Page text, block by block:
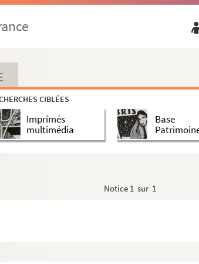
CIBLÉES
Imprimés
multimédia
Base
Notice 1 sur 1
Réforme jusqu'à la Révolution
siècle à la fin du XVIIIesiècle)